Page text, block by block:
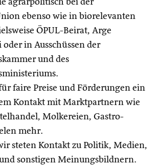
agrarpolitisch bei der
ebenso wie in biorelevanten
ÖPUL-Beirat, Arge
in Ausschüssen der
und des
faire Preise und Förderungen ein
Kontakt mit Marktpartnern wie
Molkereien, Gastro-
mehr.
steten Kontakt zu Politik, Medien,
sonstigen Meinungsbildnern.